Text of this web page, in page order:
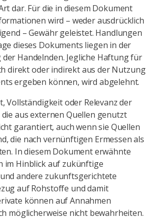
dar. Für die in diesem Dokument
wird – weder ausdrücklich
– Gewähr geleistet. Handlungen
dieses Dokuments liegen in der
Handelnden. Jegliche Haftung für
direkt oder indirekt aus der Nutzung
ergeben können, wird abgelehnt.
Vollständigkeit oder Relevanz der
aus externen Quellen genutzt
garantiert, auch wenn sie Quellen
die nach vernünftigen Ermessen als
In diesem Dokument erwähnte
im Hinblick auf zukünftige
andere zukunftsgerichtete
auf Rohstoffe und damit
können auf Annahmen
möglicherweise nicht bewahrheiten.